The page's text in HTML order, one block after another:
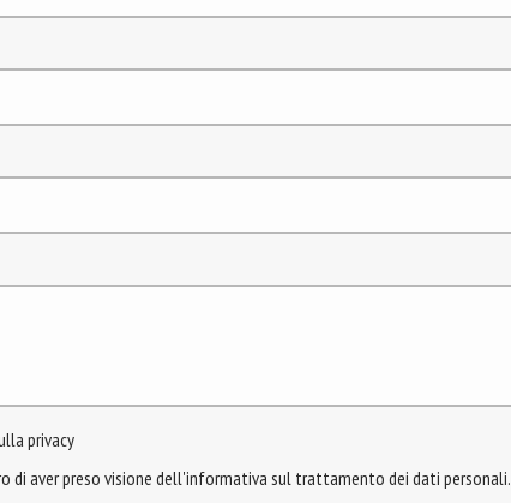
privacy
di aver preso visione dell'informativa sul trattamento dei dati personali.